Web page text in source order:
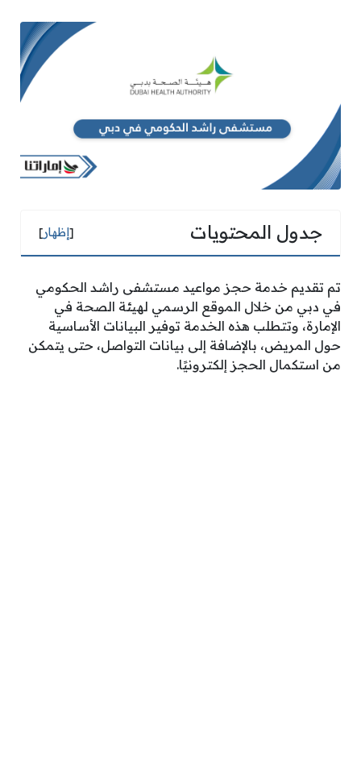
جدول المحتويات [إظهار]
تم تقديم خدمة حجز مواعيد مستشفى راشد الحكومي
في دبي من خلال الموقع الرسمي لهيئة الصحة في
الإمارة، وتتطلب هذه الخدمة توفير البيانات الأساسية
حول المريض، بالإضافة إلى بيانات التواصل، حتى يتمكن
من استكمال الحجز إلكترونيًا.